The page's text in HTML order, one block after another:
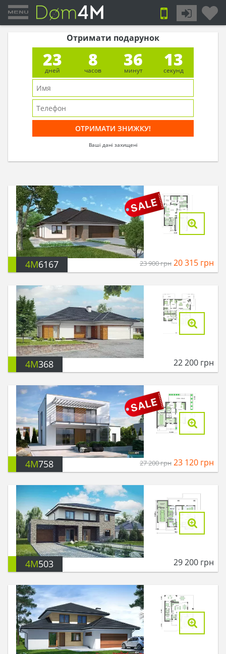
Отримати подарунок
23
дней
8
часов
36
минут
13
секунд
Ваші дані захищені
4M6167 23 900грн 20 315 грн
4M368 22 200 грн
4M758 27 200грн 23 120 грн
4M503 29 200 грн